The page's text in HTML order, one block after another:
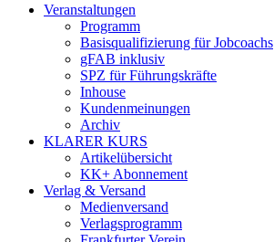
Veranstaltungen
Programm
Basisqualifizierung für Jobcoachs
gFAB inklusiv
SPZ für Führungskräfte
Inhouse
Kundenmeinungen
Archiv
KLARER KURS
Artikelübersicht
KK+ Abonnement
Verlag & Versand
Medienversand
Verlagsprogramm